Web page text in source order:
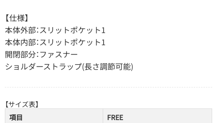
【仕様】
本体外部：スリットポケット1
本体内部：スリットポケット1
開閉部分：ファスナー
ショルダーストラップ(長さ調節可能)
【サイズ表】
項目
FREE